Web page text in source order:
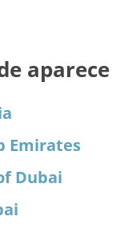
Emirates
Dubai